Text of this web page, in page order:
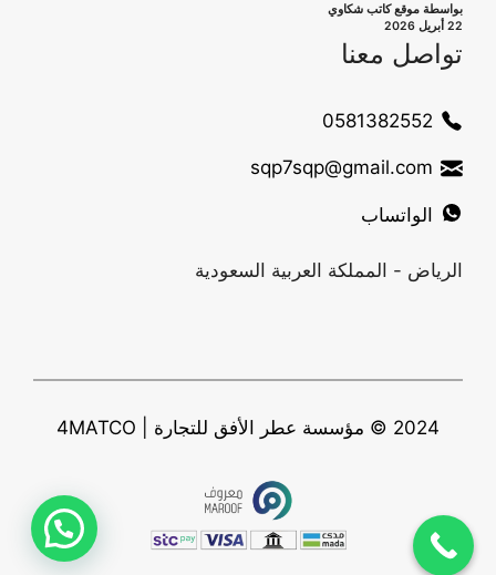
بواسطة موقع كاتب شكاوي
22 أبريل 2026
تواصل معنا
0581382552
sqp7sqp@gmail.com
الواتساب
الرياض - المملكة العربية السعودية
2024 © مؤسسة عطر الأفق للتجارة | 4MATCO